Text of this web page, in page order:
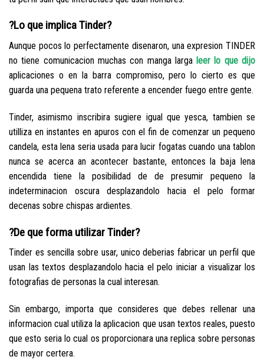
?Lo que implica Tinder?
Aunque pocos lo perfectamente disenaron, una expresion TINDER
no tiene comunicacion muchas con manga larga leer lo que dijo
aplicaciones o en la barra compromiso, pero lo cierto es que
guarda una pequena trato referente a encender fuego entre gente.
Tinder, asimismo inscribira sugiere igual que yesca, tambien se
utilliza en instantes en apuros con el fin de comenzar un pequeno
candela, esta lena seri­a usada para lucir fogatas cuando una tablon
nunca se acerca an acontecer bastante, entonces la baja lena
encendida tiene la posibilidad de de presumir pequeno la
indeterminacion oscura desplazandolo hacia el pelo formar
decenas sobre chispas ardientes.
?De que forma utilizar Tinder?
Tinder es sencilla sobre usar, unico deberias fabricar un perfil que
usan las textos desplazandolo hacia el pelo iniciar a visualizar los
fotografias de personas la cual interesan.
Sin embargo, importa que consideres que debes rellenar una
informacion cual utiliza la aplicacion que usan textos reales, puesto
que esto seria lo cual os proporcionara una replica sobre personas
de mayor certera.